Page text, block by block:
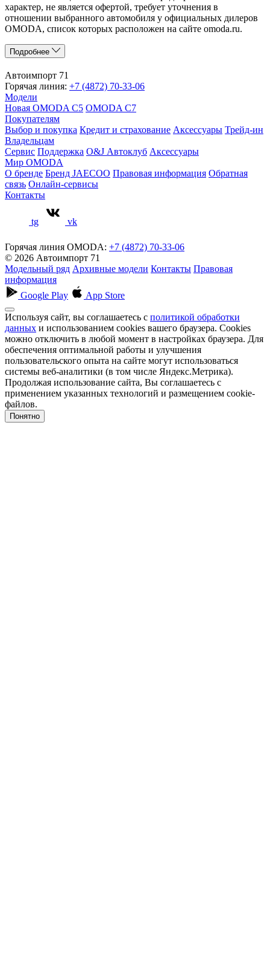
характер, не является офертой, требует уточнения в
отношении выбранного автомобиля у официальных дилеров
OMODA, список которых расположен на сайте omoda.ru.
Подробнее
Автоимпорт 71
Горячая линия: +7 (4872) 70-33-06
Модели
Новая OMODA C5 OMODA C7
Покупателям
Выбор и покупка Кредит и страхование Аксессуары Трейд-ин
Владельцам
Сервис Поддержка O&J Автоклуб Аксессуары
Мир OMODA
О бренде Бренд JAECOO Правовая информация Обратная
связь Онлайн-сервисы
Контакты
tg vk
Горячая линия OMODA: +7 (4872) 70-33-06
© 2026 Автоимпорт 71
Модельный ряд Архивные модели Контакты Правовая
информация
Google Play
App Store
Используя сайт, вы соглашаетесь с политикой обработки
данных и использованием cookies вашего браузера. Cookies
можно отключить в любой момент в настройках браузера. Для
обеспечения оптимальной работы и улучшения
пользовательского опыта на сайте могут использоваться
системы веб-аналитики (в том числе Яндекс.Метрика).
Продолжая использование сайта, Вы соглашаетесь с
применением указанных технологий и размещением cookie-
файлов.
Понятно